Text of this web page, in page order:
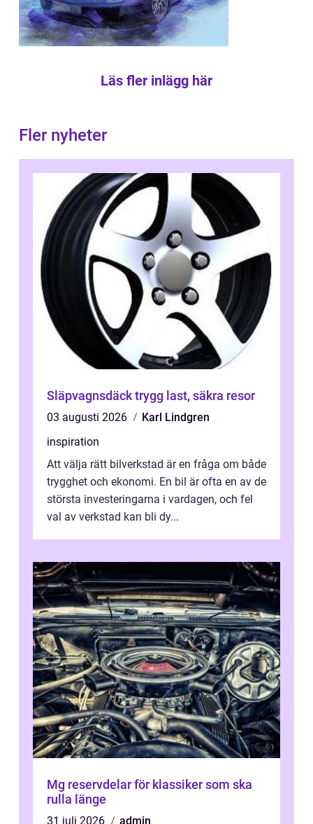
Läs fler inlägg här
Fler nyheter
Släpvagnsdäck trygg last, säkra resor
03 augusti 2026
Karl Lindgren
inspiration
Att välja rätt bilverkstad är en fråga om både
trygghet och ekonomi. En bil är ofta en av de
största investeringarna i vardagen, och fel
val av verkstad kan bli dy...
Mg reservdelar för klassiker som ska
rulla länge
31 juli 2026 admin